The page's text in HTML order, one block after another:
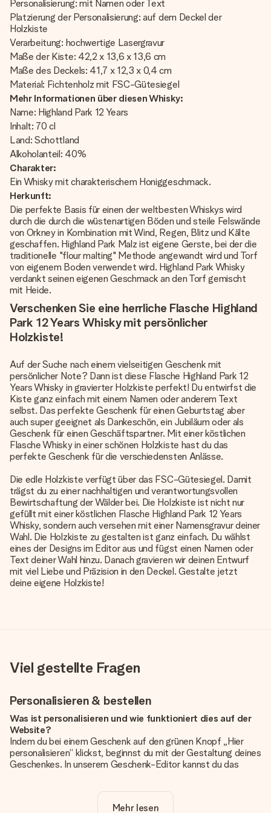
Personalisierung: mit Namen oder Text
Platzierung der Personalisierung: auf dem Deckel der
Holzkiste
Verarbeitung: hochwertige Lasergravur
Maße der Kiste: 42,2 x 13,6 x 13,6 cm
Maße des Deckels: 41,7 x 12,3 x 0,4 cm
Material: Fichtenholz mit FSC-Gütesiegel
Mehr Informationen über diesen Whisky:
Name: Highland Park 12 Years
Inhalt: 70 cl
Land: Schottland
Alkoholanteil: 40%
Charakter:
Ein Whisky mit charakterischem Honiggeschmack.
Herkunft:
Die perfekte Basis für einen der weltbesten Whiskys wird
durch die durch die wüstenartigen Böden und steile Felswände
von Orkney in Kombination mit Wind, Regen, Blitz und Kälte
geschaffen. Highland Park Malz ist eigene Gerste, bei der die
traditionelle "flour malting" Methode angewandt wird und Torf
von eigenem Boden verwendet wird. Highland Park Whisky
verdankt seinen eigenen Geschmack an den Torf gemischt
mit Heide.
Verschenken Sie eine herrliche Flasche Highland
Park 12 Years Whisky mit persönlicher
Holzkiste!
Auf der Suche nach einem vielseitigen Geschenk mit
persönlicher Note? Dann ist diese Flasche Highland Park 12
Years Whisky in gravierter Holzkiste perfekt! Du entwirfst die
Kiste ganz einfach mit einem Namen oder anderem Text
selbst. Das perfekte Geschenk für einen Geburtstag aber
auch super geeignet als Dankeschön, ein Jubiläum oder als
Geschenk für einen Geschäftspartner. Mit einer köstlichen
Flasche Whisky in einer schönen Holzkiste hast du das
perfekte Geschenk für die verschiedensten Anlässe.
Die edle Holzkiste verfügt über das FSC-Gütesiegel. Damit
trägst du zu einer nachhaltigen und verantwortungsvollen
Bewirtschaftung der Wälder bei. Die Holzkiste ist nicht nur
gefüllt mit einer köstlichen Flasche Highland Park 12 Years
Whisky, sondern auch versehen mit einer Namensgravur deiner
Wahl. Die Holzkiste zu gestalten ist ganz einfach. Du wählst
eines der Designs im Editor aus und fügst einen Namen oder
Text deiner Wahl hinzu. Danach gravieren wir deinen Entwurf
mit viel Liebe und Präzision in den Deckel. Gestalte jetzt
deine eigene Holzkiste!
Viel gestellte Fragen
Personalisieren & bestellen
Was ist personalisieren und wie funktioniert dies auf der
Website?
Indem du bei einem Geschenk auf den grünen Knopf „Hier
personalisieren“ klickst, beginnst du mit der Gestaltung deines
Geschenkes. In unserem Geschenk-Editor kannst du das
noch eines unserer angebotenen Designs, um deinem
Geschenk die perfekte Ausstrahlung zu verleihen.
Mehr lesen